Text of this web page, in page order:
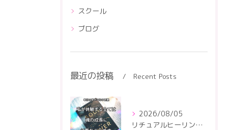
スクール
ブログ
最近の投稿 Recent Posts
2026/08/05
リチュアルヒーリングセンター